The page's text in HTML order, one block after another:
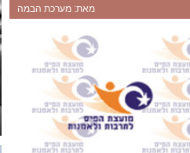
מאת: מערכת הבמה